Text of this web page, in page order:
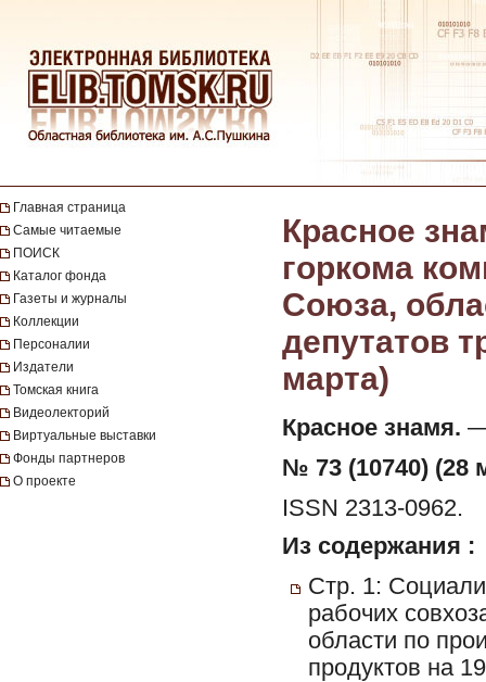
Главная страница
Самые читаемые
ПОИСК
Каталог фонда
Газеты и журналы
Коллекции
Персоналии
Издатели
Томская книга
Видеолекторий
Виртуальные выставки
Фонды партнеров
О проекте
Красное
горкома
Союза,
депутатов
марта)
Красное знамя. —
№ 73 (10740) (28
ISSN 2313-0962.
Из содержания :
Стр. 1:
рабочих
области по
продуктов на